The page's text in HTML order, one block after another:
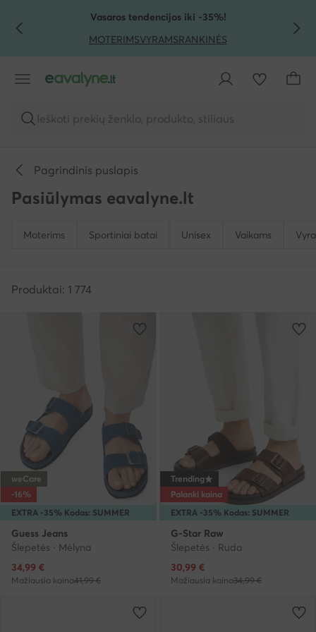
PEREITI PRIE PAGRINDINIO TURINIO
PEREITI Į PAIEŠKĄVasaros tendencijos iki -35%!
MOTERIMSVYRAMSRANKINĖS
Ieškoti prekių ženklo, produkto, stiliaus
Pagrindinis puslapis
Pasiūlymas eavalyne.lt
Moterims Sportiniai batai Unisex Vaikams
Produktai: 1 774
EXTRA -35% Kodas: SUMMER
weCare
-16%
Guess Jeans
Šlepetės · Mėlyna
Dabartinė kaina
34,99 €
Mažiausia kaina41,99 €
EXTRA -35% Kodas: SUMMER
Trending
Palanki kaina
G-Star Raw
Šlepetės · Ruda
Dabartinė kaina
30,99 €
Mažiausia kaina34,99 €